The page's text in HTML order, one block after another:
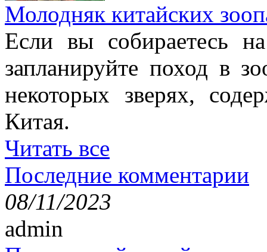
Молодняк китайских
Если вы собираетесь
запланируйте поход в
некоторых зверях,
Китая.
Читать все
Последние комментарии
08/11/2023
admin